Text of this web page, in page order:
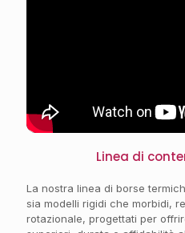
Linea di
La nostra linea di borse
sia modelli rigidi che morbidi,
rotazionale, progettati per